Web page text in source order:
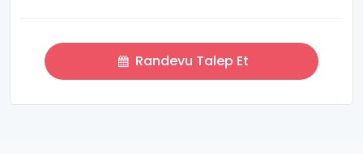
Randevu Talep Et